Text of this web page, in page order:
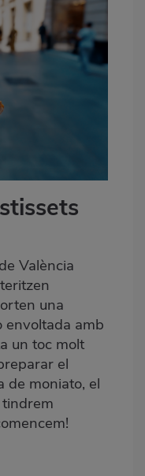
València
una
envoltada amb
un toc molt
el
de moniato, el